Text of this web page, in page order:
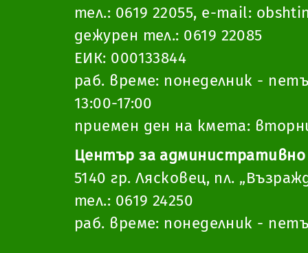
тел.: 0619 22055, e-mail:
дежурен тел.: 0619 22085
ЕИК: 000133844
раб. време: понеделник -
13:00-17:00
приемен ден на кмета:
Център за административно
5140 гр. Лясковец, пл.
тел.: 0619 24250
раб. време: понеделник -